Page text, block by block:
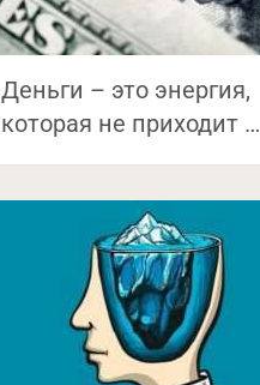
Деньги – это энергия,
которая не приходит …